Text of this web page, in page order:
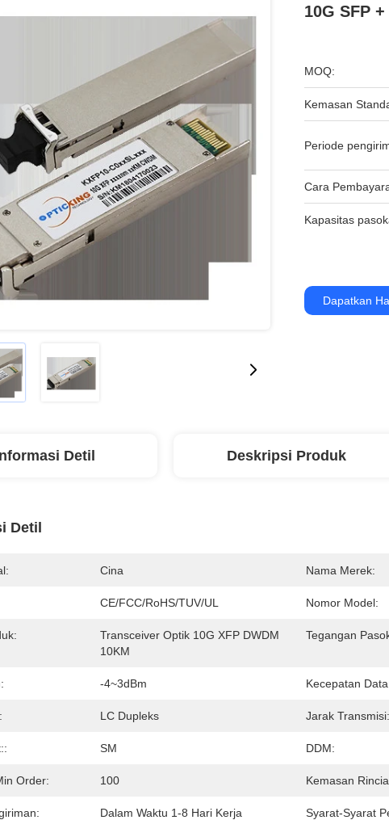
10G SFP
MOQ:
Kemasan
Periode
Cara
Kapasitas
Dapatkan
Detil Deskripsi Produk
Detil
Cina Nama Merek:
CE/FCC/RoHS/TUV/UL Nomor Model:
Transceiver Optik 10G XFP DWDM
10KM
Tegangan
-4~3dBm Kecepatan
LC Dupleks Jarak Transmisi:
SM DDM:
Order: 100 Kemasan
Dalam Waktu 1-8 Hari Kerja
Syarat-Syarat